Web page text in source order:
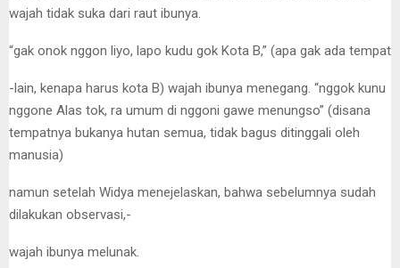
wajah tidak suka dari raut ibunya.
“gak onok nggon liyo, lapo kudu gok Kota B,” (apa gak ada tempat
-lain, kenapa harus kota B) wajah ibunya menegang. “nggok kunu
nggone Alas tok, ra umum di nggoni gawe menungso” (disana
tempatnya bukanya hutan semua, tidak bagus ditinggali oleh
manusia)
namun setelah Widya menejelaskan, bahwa sebelumnya sudah
dilakukan observasi,-
wajah ibunya melunak.